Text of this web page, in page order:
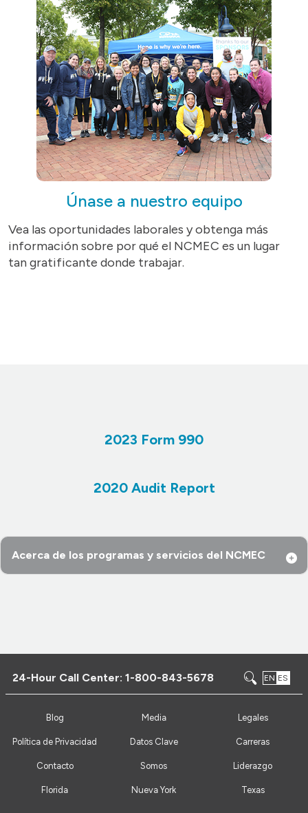
Únase a nuestro equipo
Vea las oportunidades laborales y obtenga más
información sobre por qué el NCMEC es un lugar
tan gratificante donde trabajar.
2023 Form 990
2020 Audit Report
Acerca de los programas y servicios del NCMEC
24-Hour Call Center:1-800-843-5678 EN ES
Blog Media Legales
Política de Privacidad Datos Clave Carreras
Contacto Somos Liderazgo
Florida Nueva York Texas